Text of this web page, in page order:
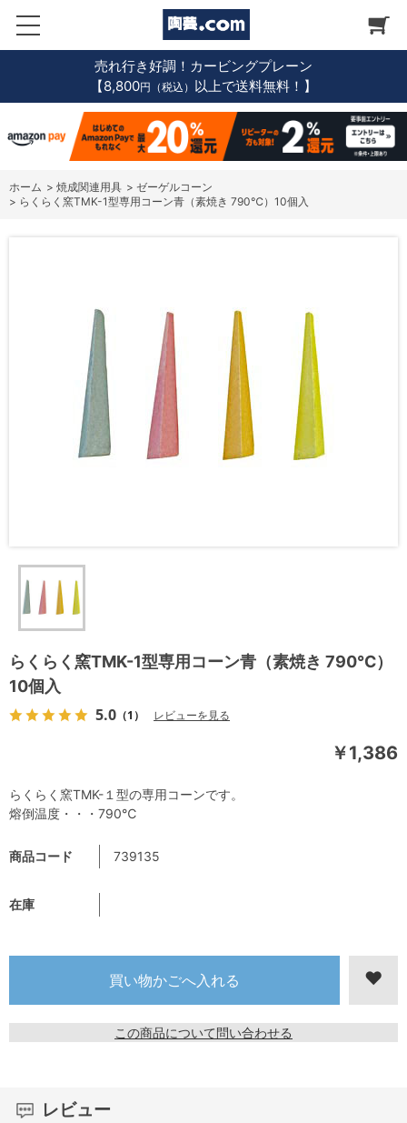
売れ行き好調！カービングプレーン
【8,800円（税込） 以上で送料無料！】
ホーム > 焼成関連用具 > ゼーゲルコーン
> らくらく窯TMK-1型専用コーン青（素焼き 790℃）10個入
らくらく窯TMK-1型専用コーン青（素焼き 790℃）
10個入
5.0 （1） レビューを見る
￥1,386
商品コード 739135
在庫
この商品について問い合わせる
らくらく窯TMK-１型の専用コーンです。
熔倒温度・・・790℃
レビュー